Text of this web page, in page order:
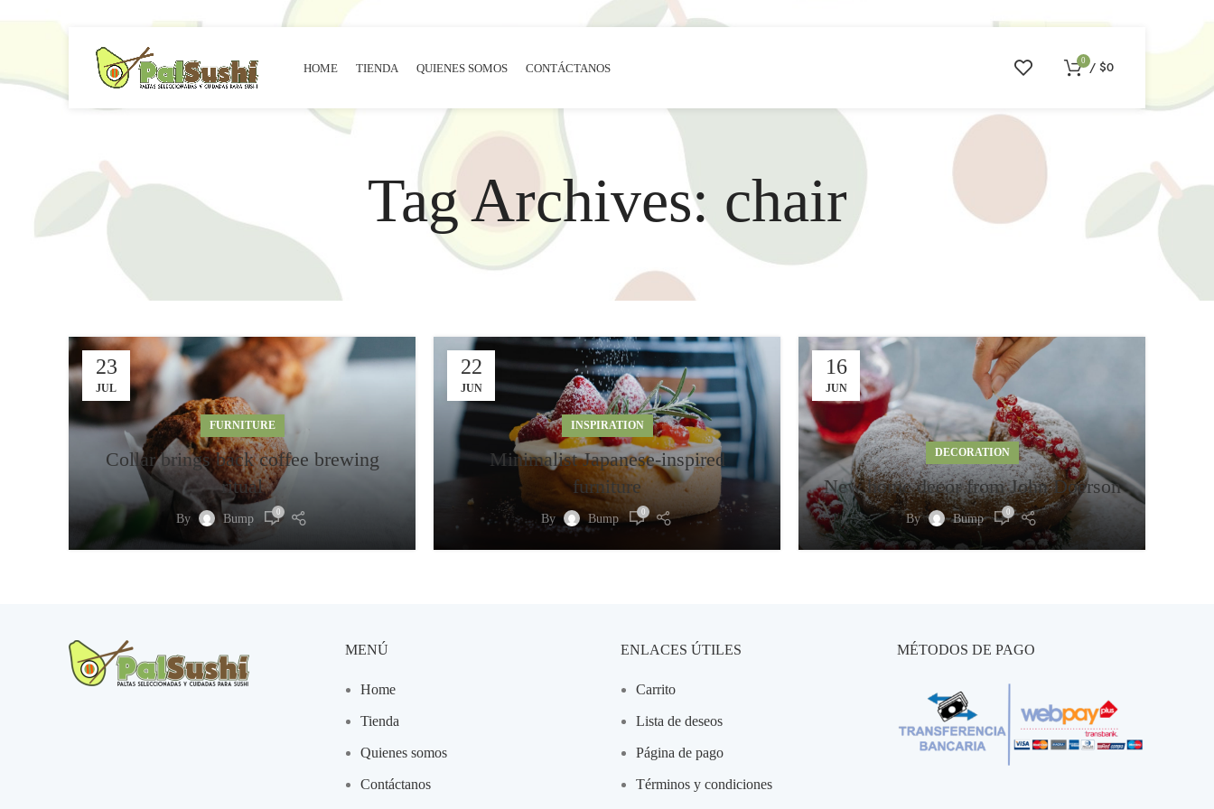
HOME TIENDA QUIENES SOMOS CONTÁCTANOS
0 / $0
Tag Archives: chair
23
JUL
FURNITURE
Collar brings back coffee brewing
ritual
By Bump 0
22
JUN
INSPIRATION
Minimalist Japanese-inspired
furniture
By Bump 0
16
JUN
DECORATION
New home decor from John Doerson
By Bump 0
MENÚ
Home
Tienda
Quienes somos
Contáctanos
ENLACES ÚTILES
Carrito
Lista de deseos
Página de pago
Términos y condiciones
MÉTODOS DE PAGO